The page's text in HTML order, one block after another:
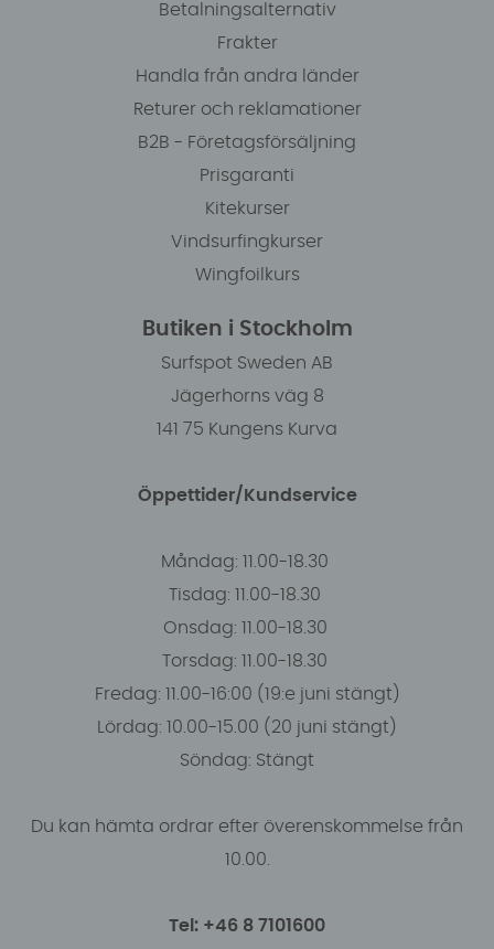
Betalningsalternativ
Frakter
Handla från andra länder
Returer och reklamationer
B2B - Företagsförsäljning
Prisgaranti
Kitekurser
Vindsurfingkurser
Wingfoilkurs
Butiken i Stockholm
Surfspot Sweden AB
Jägerhorns väg 8
141 75 Kungens Kurva
Öppettider/Kundservice
Måndag: 11.00-18.30
Tisdag: 11.00-18.30
Onsdag: 11.00-18.30
Torsdag: 11.00-18.30
Fredag: 11.00-16:00 (19:e juni stängt)
Lördag: 10.00-15.00 (20 juni stängt)
Söndag: Stängt
Du kan hämta ordrar efter överenskommelse från
10.00.
Tel: +46 8 7101600